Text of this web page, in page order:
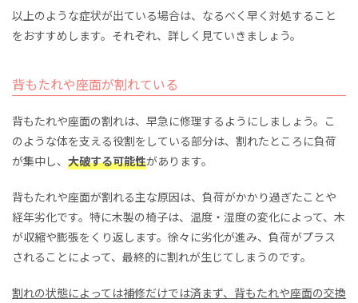
以上のような症状が出ている場合は、なるべく早く対処すること
をおすすめします。それぞれ、詳しく見ていきましょう。
背もたれや座面が割れている
背もたれや座面の割れは、早急に修理するようにしましょう。こ
のような体を支える役割をしている部分は、割れたところに負荷
が集中し、 大破する可能性があります。
背もたれや座面が割れる主な原因は、負荷がかかり過ぎたことや
経年劣化です。特に木製の椅子は、温度・湿度の変化によって、木
が収縮や膨張をくり返します。徐々に劣化が進み、負荷がプラス
されることによって、最終的に割れが生じてしまうのです。
割れの状態によっては補修だけでは済まず、背もたれや座面の交換